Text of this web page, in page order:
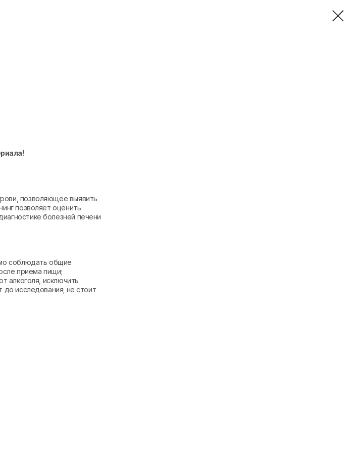
позволяющее выявить
позволяет оценить
болезней печени
соблюдать общие
приема пищи;
алкоголя, исключить
до исследования; не стоит